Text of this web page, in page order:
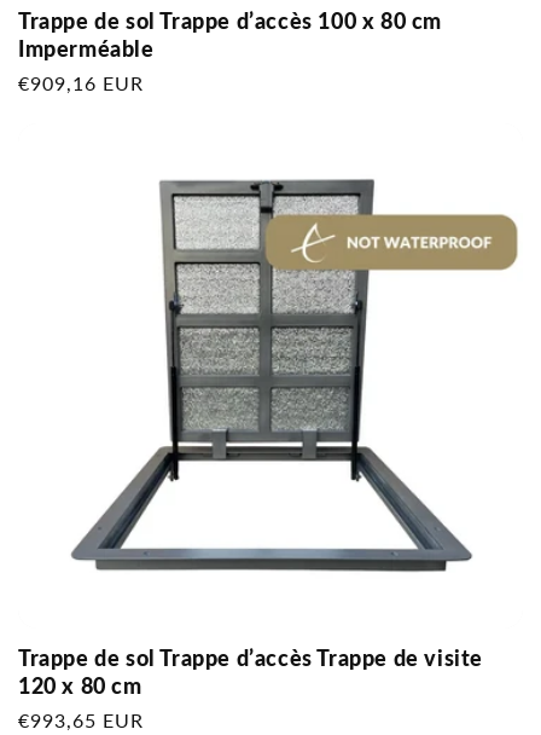
Trappe de sol Trappe d’accès 100 x 80 cm
Imperméable
Prix
€909,16 EUR
Trappe de sol Trappe d’accès Trappe de visite
120 x 80 cm
Prix
€993,65 EUR